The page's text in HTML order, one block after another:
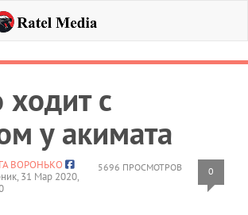
ходит с
у акимата
5696 ПРОСМОТРОВ 0
ВОРОНЬКО
31 Мар 2020,